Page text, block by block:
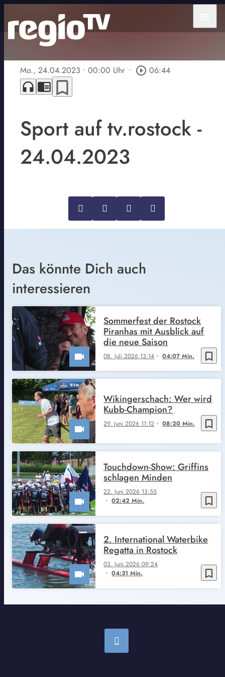
Mo., 24.04.2023 • 00:00 Uhr • play_circle_outline 06:44
headphones chrome_reader_mode bookmark_border
Sport auf tv.rostock -
24.04.2023
Das könnte Dich auch
interessieren
bookmark_border
08. Juli 2026 13:14 04:07 Min.
Sommerfest der Rostock
Piranhas mit Ausblick auf
die neue Saison
bookmark_border
29. Juni 2026 11:12 08:20 Min.
Wikingerschach: Wer wird
Kubb-Champion?
bookmark_border
22. Juni 2026 13:55
02:42 Min.
Touchdown-Show: Griffins
schlagen Minden
bookmark_border
03. Juni 2026 09:24
04:31 Min.
2. International Waterbike
Regatta in Rostock